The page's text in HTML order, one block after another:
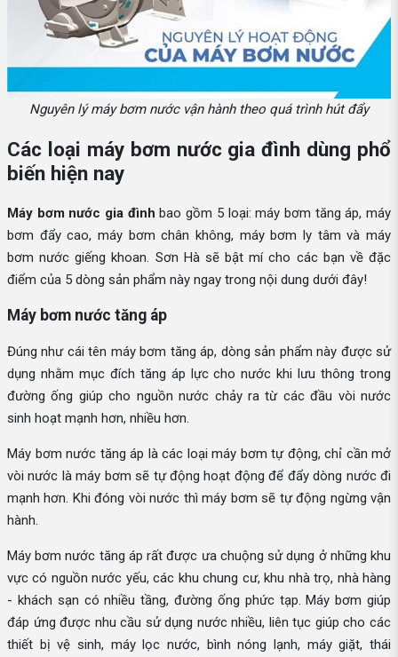
Nguyên lý máy bơm nước vận hành theo quá trình hút đẩy
Các loại máy bơm nước gia đình dùng phổ
biến hiện nay
Máy bơm nước gia đình bao gồm 5 loại: máy bơm tăng áp, máy
bơm đẩy cao, máy bơm chân không, máy bơm ly tâm và máy
bơm nước giếng khoan. Sơn Hà sẽ bật mí cho các bạn về đặc
điểm của 5 dòng sản phẩm này ngay trong nội dung dưới đây!
Máy bơm nước tăng áp
Đúng như cái tên máy bơm tăng áp, dòng sản phẩm này được sử
dụng nhằm mục đích tăng áp lực cho nước khi lưu thông trong
đường ống giúp cho nguồn nước chảy ra từ các đầu vòi nước
sinh hoạt mạnh hơn, nhiều hơn.
Máy bơm nước tăng áp là các loại máy bơm tự động, chỉ cần mở
vòi nước là máy bơm sẽ tự động hoạt động để đẩy dòng nước đi
mạnh hơn. Khi đóng vòi nước thì máy bơm sẽ tự động ngừng vận
hành.
Máy bơm nước tăng áp rất được ưa chuộng sử dụng ở những khu
vực có nguồn nước yếu, các khu chung cư, khu nhà trọ, nhà hàng
- khách sạn có nhiều tầng, đường ống phức tạp. Máy bơm giúp
đáp ứng được nhu cầu sử dụng nước nhiều, liên tục giúp cho các
thiết bị vệ sinh, máy lọc nước, bình nóng lạnh, máy giặt, thái